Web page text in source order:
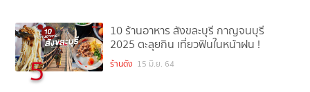
5
10 ร้านอาหาร สังขละบุรี กาญจนบุรี
2025 ตะลุยกิน เที่ยวฟินในหน้าฝน !
ร้านดัง 15 มิ.ย. 64